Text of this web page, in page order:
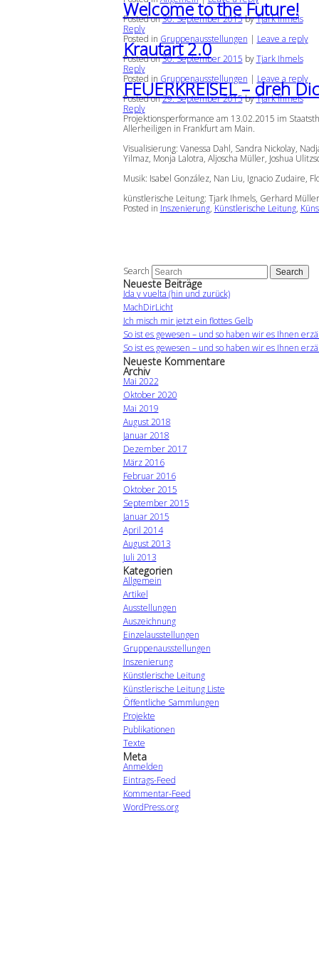
Welcome to the Future!
Posted on30. September 2015byTjark Ihmels
Reply
Posted in Gruppenausstellungen | Leave a reply
Krautart 2.0
Posted on30. September 2015 byTjark Ihmels
Reply
Posted in Gruppenausstellungen | Leave a reply
FEUERKREISEL – dreh
Posted on29. September 2015byTjark Ihmels
Reply
Projektionsperformance am 13.02.2015 im
Allerheiligen in Frankfurt am Main.
Visualisierung: Vanessa Dahl, Sandra Nickolay,
Yilmaz, Monja Lalotra, Aljoscha Müller, Joshua
Musik: Isabel González, Nan Liu, Ignacio Zudaire,
künstlerische Leitung: Tjark Ihmels, Gerhard
Posted in Inszenierung, Künstlerische Leitung,
Search
Neueste Beiträge
Ida y vuelta (hin und zurück)
MachDirLicht
Ich misch mir jetzt ein flottes Gelb
So ist es gewesen – und so haben wir es Ihnen
So ist es gewesen – und so haben wir es Ihnen
Neueste Kommentare
Archiv
Mai 2022
Oktober 2020
Mai 2019
August 2018
Januar 2018
Dezember 2017
März 2016
Februar 2016
Oktober 2015
September 2015
Januar 2015
April 2014
August 2013
Juli 2013
Kategorien
Allgemein
Artikel
Ausstellungen
Auszeichnung
Einzelausstellungen
Gruppenausstellungen
Inszenierung
Künstlerische Leitung
Künstlerische Leitung Liste
Öffentliche Sammlungen
Projekte
Publikationen
Texte
Meta
Anmelden
Eintrags-Feed
Kommentar-Feed
WordPress.org